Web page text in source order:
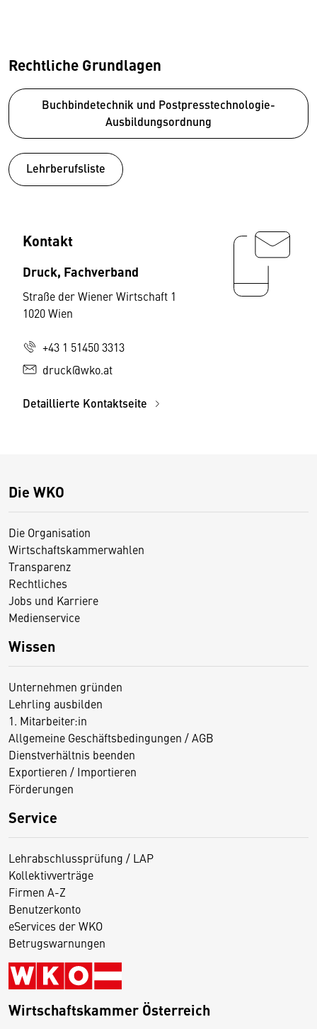
Rechtliche Grundlagen
Buchbindetechnik und Postpresstechnologie-
Ausbildungsordnung
Lehrberufsliste
Kontakt
Druck, Fachverband
Straße der Wiener Wirtschaft 1
1020 Wien
+43 1 51450 3313
druck@wko.at
Detaillierte Kontaktseite
Die WKO
Die Organisation
Wirtschaftskammerwahlen
Transparenz
Rechtliches
Jobs und Karriere
Medienservice
Wissen
Unternehmen gründen
Lehrling ausbilden
1. Mitarbeiter:in
Allgemeine Geschäftsbedingungen / AGB
Dienstverhältnis beenden
Exportieren / Importieren
Förderungen
Service
Lehrabschlussprüfung / LAP
Kollektivverträge
Firmen A-Z
Benutzerkonto
eServices der WKO
Betrugswarnungen
Wirtschaftskammer Österreich